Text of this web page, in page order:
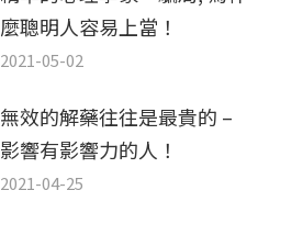
麼聰明人容易上當！
2021-05-02
無效的解藥往往是最貴的 –
影響有影響力的人！
2021-04-25